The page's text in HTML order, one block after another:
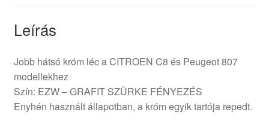
Leírás
Jobb hátsó króm léc a CITROEN C8 és Peugeot 807
modellekhez
Szín: EZW – GRAFIT SZÜRKE FÉNYEZÉS
Enyhén használt állapotban, a króm egyik tartója repedt.